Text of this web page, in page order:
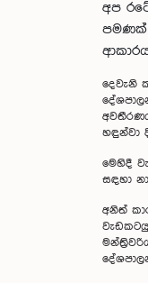
අප
පමණක්
දෙවැනි
හඳුන්වා
මෙහිදී
සඳහා
අනිත්